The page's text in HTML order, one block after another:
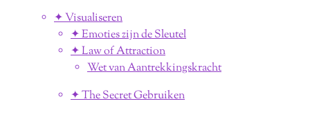
✦ Visualiseren
✦ Emoties zijn de Sleutel
✦ Law of Attraction
Wet van Aantrekkingskracht
✦ The Secret Gebruiken